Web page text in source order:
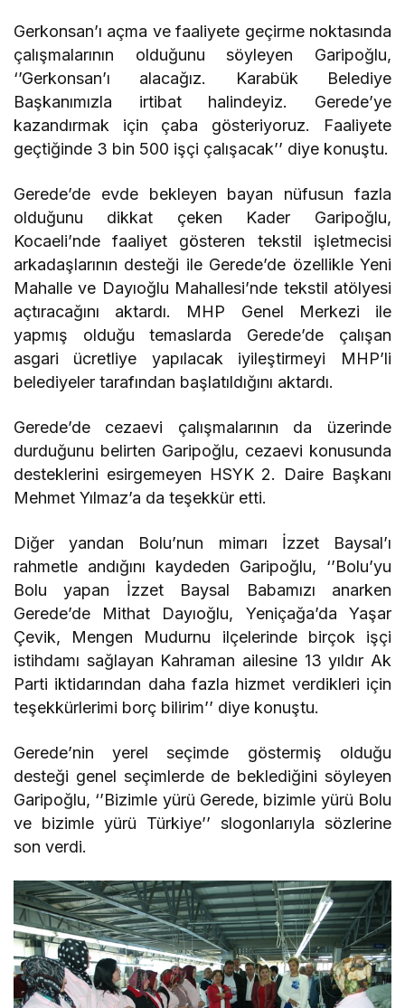
Gerkonsan’ı açma ve faaliyete geçirme noktasında
çalışmalarının olduğunu söyleyen Garipoğlu,
‘’Gerkonsan’ı alacağız. Karabük Belediye
Başkanımızla irtibat halindeyiz. Gerede’ye
kazandırmak için çaba gösteriyoruz. Faaliyete
geçtiğinde 3 bin 500 işçi çalışacak’’ diye konuştu.
Gerede’de evde bekleyen bayan nüfusun fazla
olduğunu dikkat çeken Kader Garipoğlu,
Kocaeli’nde faaliyet gösteren tekstil işletmecisi
arkadaşlarının desteği ile Gerede’de özellikle Yeni
Mahalle ve Dayıoğlu Mahallesi’nde tekstil atölyesi
açtıracağını aktardı. MHP Genel Merkezi ile
yapmış olduğu temaslarda Gerede’de çalışan
asgari ücretliye yapılacak iyileştirmeyi MHP’li
belediyeler tarafından başlatıldığını aktardı.
Gerede’de cezaevi çalışmalarının da üzerinde
durduğunu belirten Garipoğlu, cezaevi konusunda
desteklerini esirgemeyen HSYK 2. Daire Başkanı
Mehmet Yılmaz’a da teşekkür etti.
Diğer yandan Bolu’nun mimarı İzzet Baysal’ı
rahmetle andığını kaydeden Garipoğlu, ‘’Bolu’yu
Bolu yapan İzzet Baysal Babamızı anarken
Gerede’de Mithat Dayıoğlu, Yeniçağa’da Yaşar
Çevik, Mengen Mudurnu ilçelerinde birçok işçi
istihdamı sağlayan Kahraman ailesine 13 yıldır Ak
Parti iktidarından daha fazla hizmet verdikleri için
teşekkürlerimi borç bilirim’’ diye konuştu.
Gerede’nin yerel seçimde göstermiş olduğu
desteği genel seçimlerde de beklediğini söyleyen
Garipoğlu, ‘’Bizimle yürü Gerede, bizimle yürü Bolu
ve bizimle yürü Türkiye’’ slogonlarıyla sözlerine
son verdi.